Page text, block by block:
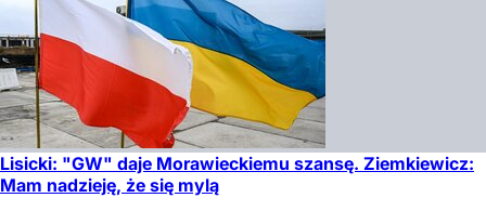
Lisicki: "GW" daje Morawieckiemu szansę. Ziemkiewicz:
Mam nadzieję, że się mylą